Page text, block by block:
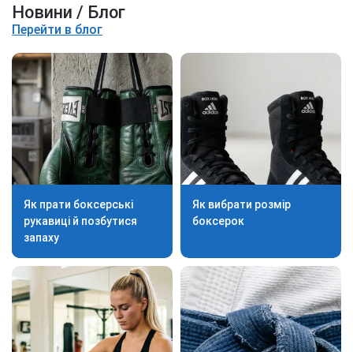
Новини / Блог
Перейти в блог
Як прати боксерські
рукавиці й позбутися
запаху
Як вибрати розмір
боксерок